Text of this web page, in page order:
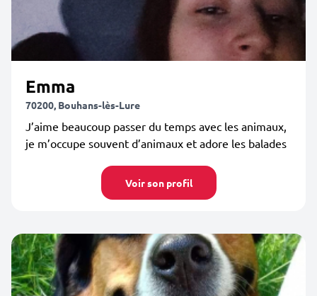
Emma
70200, Bouhans-lès-Lure
J’aime beaucoup passer du temps avec les animaux,
je m’occupe souvent d’animaux et adore les balades
Voir son profil